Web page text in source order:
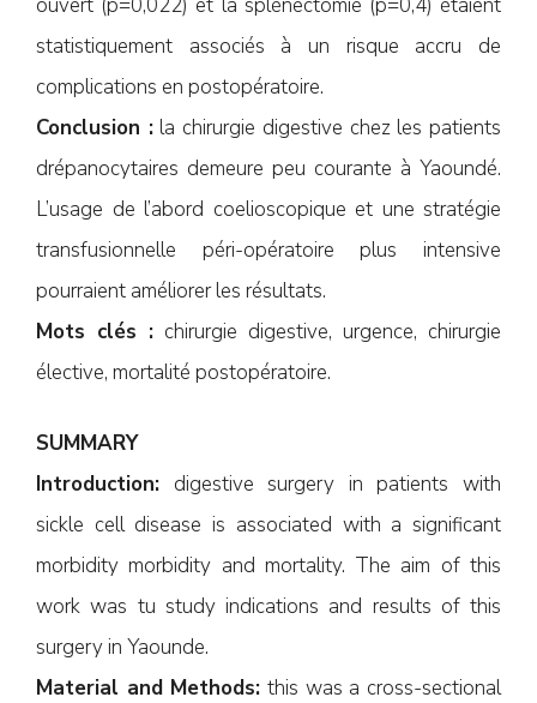
statistiquement associés à un risque accru de
complications en postopératoire.
Conclusion :la chirurgie digestive chez les patients
drépanocytaires demeure peu courante à Yaoundé.
L’usage de l’abord coelioscopique et une stratégie
transfusionnelle péri-opératoire plus intensive
pourraient améliorer les résultats.
Mots clés : chirurgie digestive, urgence, chirurgie
élective, mortalité postopératoire.
SUMMARY
Introduction: digestive surgery in patients with
sickle cell disease is associated with a significant
morbidity morbidity and mortality. The aim of this
work was tu study indications and results of this
surgery in Yaounde.
Material and Methods: this was a cross-sectional